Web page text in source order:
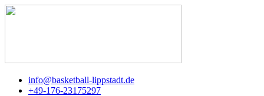
info@basketball-lippstadt.de
+49-176-23175297